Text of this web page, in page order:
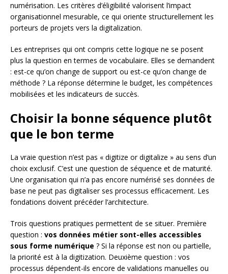
numérisation. Les critères d’éligibilité valorisent l’impact
organisationnel mesurable, ce qui oriente structurellement les
porteurs de projets vers la digitalization.
Les entreprises qui ont compris cette logique ne se posent
plus la question en termes de vocabulaire. Elles se demandent
: est-ce qu’on change de support ou est-ce qu’on change de
méthode ? La réponse détermine le budget, les compétences
mobilisées et les indicateurs de succès.
Choisir la bonne séquence plutôt
que le bon terme
La vraie question n’est pas « digitize or digitalize » au sens d’un
choix exclusif. C’est une question de séquence et de maturité.
Une organisation qui n’a pas encore numérisé ses données de
base ne peut pas digitaliser ses processus efficacement. Les
fondations doivent précéder l’architecture.
Trois questions pratiques permettent de se situer. Première
question : vos données métier sont-elles accessibles
sous forme numérique ? Si la réponse est non ou partielle,
la priorité est à la digitization. Deuxième question : vos
processus dépendent-ils encore de validations manuelles ou